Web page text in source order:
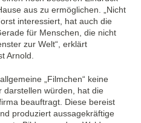
aus zu ermöglichen. „Nicht
interessiert, hat auch die
für Menschen, die nicht
zur Welt“, erklärt
Arnold.
„Filmchen“ keine
darstellen würden, hat die
beauftragt. Diese bereist
produziert aussagekräftige